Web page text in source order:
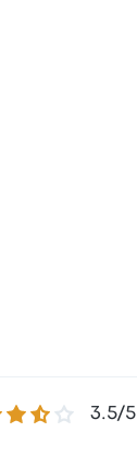
5 estrellas
3.5/5